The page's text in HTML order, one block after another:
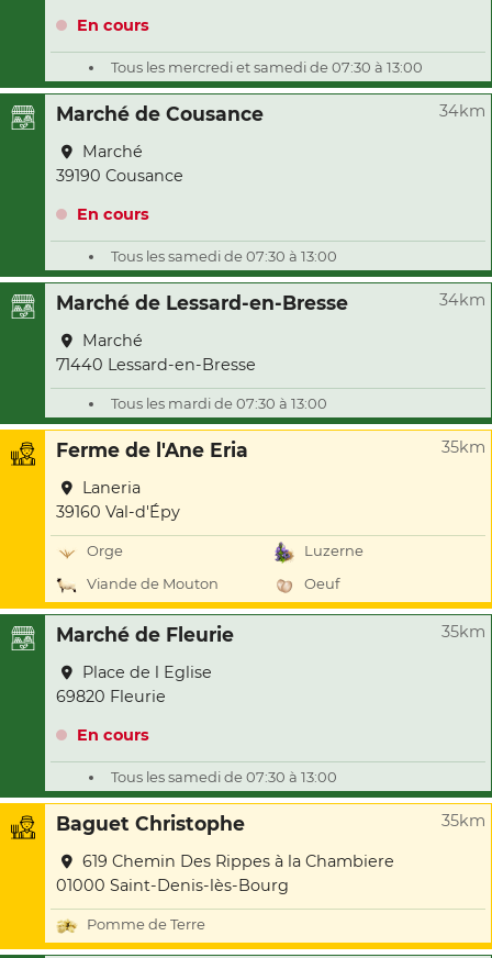
En cours
Tous les mercredi et samedi de 07:30 à 13:00
Marché de Cousance 34km
Marché
39190 Cousance
En cours
Tous les samedi de 07:30 à 13:00
Marché de Lessard-en-Bresse 34km
Marché
71440 Lessard-en-Bresse
Tous les mardi de 07:30 à 13:00
Ferme de l'Ane Eria 35km
Laneria
39160 Val-d'Épy
Orge
Luzerne
Viande de Mouton
Oeuf
Marché de Fleurie 35km
Place de l Eglise
69820 Fleurie
En cours
Tous les samedi de 07:30 à 13:00
Baguet Christophe 35km
619 Chemin Des Rippes à la Chambiere
01000 Saint-Denis-lès-Bourg
Pomme de Terre